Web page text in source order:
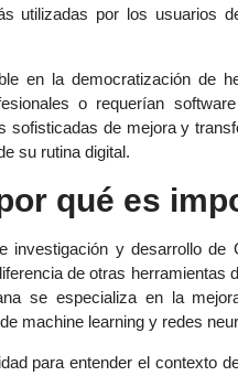
utilizadas por los usuarios
en la democratización de
o requerían
sofisticadas de mejora y
su rutina digital.
qué es
y desarrollo de
de otras herramientas
se especializa en la
machine learning y redes
para entender el contexto